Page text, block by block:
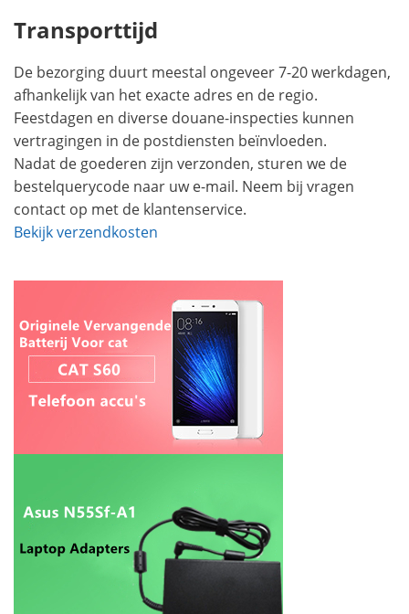
Transporttijd
De bezorging duurt meestal ongeveer 7-20 werkdagen,
afhankelijk van het exacte adres en de regio.
Feestdagen en diverse douane-inspecties kunnen
vertragingen in de postdiensten beïnvloeden.
Nadat de goederen zijn verzonden, sturen we de
bestelquerycode naar uw e-mail. Neem bij vragen
contact op met de klantenservice.
Bekijk verzendkosten